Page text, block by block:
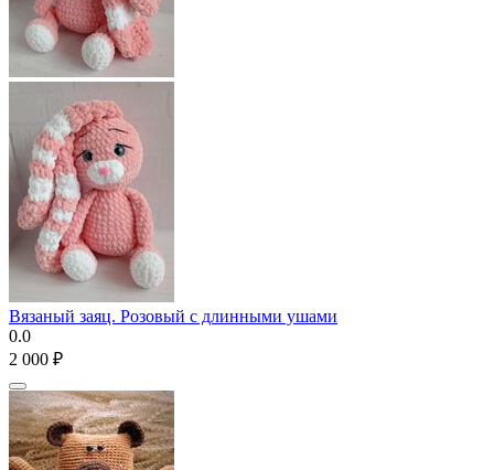
Вязаный заяц. Розовый с длинными ушами
0.0
2 000 ₽